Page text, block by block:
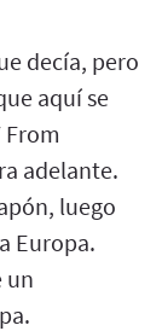
decía, pero
aquí se
adelante.
luego
Europa.
un